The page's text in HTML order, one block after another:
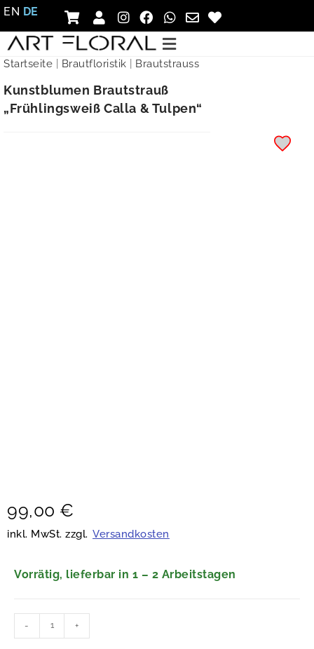
EN DE
Startseite Brautfloristik Brautstrauss
Kunstblumen Brautstrauß
„Frühlingsweiß Calla & Tulpen“
99,00 €
inkl. MwSt. zzgl. Versandkosten
Vorrätig, lieferbar in 1 – 2 Arbeitstagen
- +